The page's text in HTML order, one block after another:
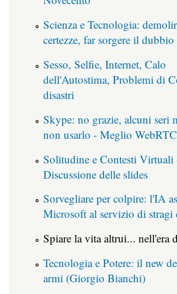
Scienza e Tecnologia:
certezze, far sorgere il dubbio
Sesso, Selfie, Internet, Calo
dell'Autostima, Problemi di
disastri
Skype: no grazie, alcuni seri
non usarlo - Meglio WebRTC
Solitudine e Contesti Virtuali
Discussione delle slides
Sorvegliare per colpire: l'IA
Microsoft al servizio di stragi
Spiare la vita altrui... nell'era
Tecnologia e Potere: il new
armi (Giorgio Bianchi)